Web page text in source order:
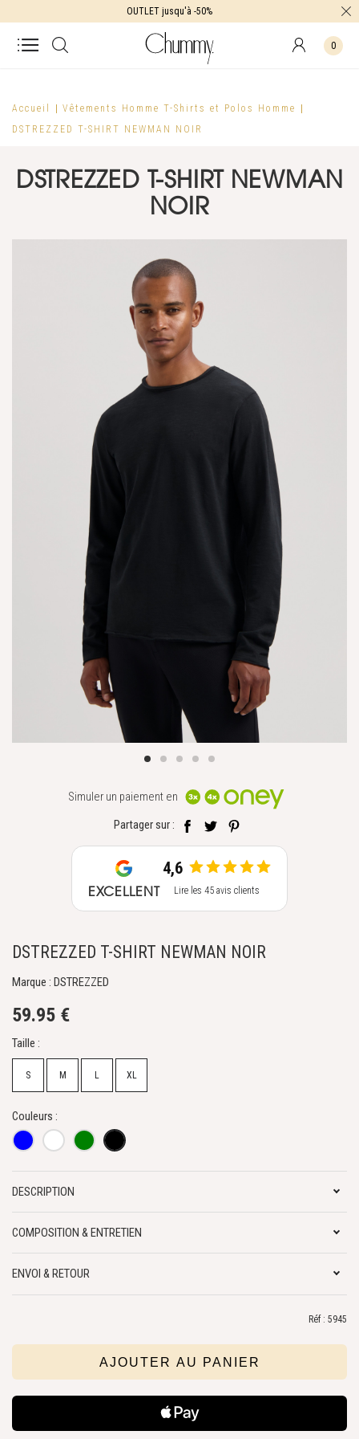
OUTLET jusqu'à -50%
0
Accueil Vêtements Homme T-Shirts et Polos Homme
DSTREZZED T-SHIRT NEWMAN NOIR
DSTREZZED T-SHIRT NEWMAN
NOIR
Simuler un paiement en
Partager sur :
EXCELLENT
4,6
Lire les 45 avis clients
DSTREZZED T-SHIRT NEWMAN NOIR
Marque : DSTREZZED
59.95 €
Taille :
S M L XL
Couleurs :
DESCRIPTION
COMPOSITION & ENTRETIEN
ENVOI & RETOUR
Réf : 5945